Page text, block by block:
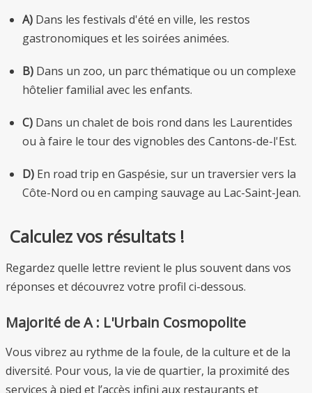
A) Dans les festivals d'été en ville, les restos
gastronomiques et les soirées animées.
B) Dans un zoo, un parc thématique ou un complexe
hôtelier familial avec les enfants.
C) Dans un chalet de bois rond dans les Laurentides
ou à faire le tour des vignobles des Cantons-de-l'Est.
D) En road trip en Gaspésie, sur un traversier vers la
Côte-Nord ou en camping sauvage au Lac-Saint-Jean.
Calculez vos résultats !
Regardez quelle lettre revient le plus souvent dans vos
réponses et découvrez votre profil ci-dessous.
Majorité de A : L'Urbain Cosmopolite
Vous vibrez au rythme de la foule, de la culture et de la
diversité. Pour vous, la vie de quartier, la proximité des
services à pied et l’accès infini aux restaurants et